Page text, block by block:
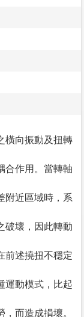
橫向振動及扭轉
合作用。當轉軸
附近區域時，系
破壞，因此轉動
前述撓扭不穩定
運動模式，比起
而造成損壞。